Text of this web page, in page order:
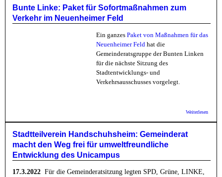
Bunte Linke: Paket für Sofortmaßnahmen zum
Verkehr im Neuenheimer Feld
Ein ganzes Paket von Maßnahmen für das
Neuenheimer Feld hat die
Gemeinderatsgruppe der Bunten Linken
für die nächste Sitzung des
Stadtentwicklungs- und
Verkehrsausschusses vorgelegt.
Weiterlesen
Stadtteilverein Handschuhsheim: Gemeinderat
macht den Weg frei für umweltfreundliche
Entwicklung des Unicampus
17.3.2022 Für die Gemeinderatsitzung legten SPD, Grüne, LINKE,